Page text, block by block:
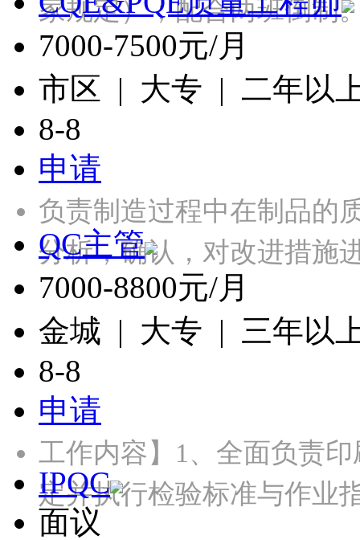
家规定）；配合两班倒
7000-7500元/月
市区 | 大专 | 二年以
8-8
申请
负责制造过程中在制品的
分析，确认，对改进措
QC主管
7000-8800元/月
金城 | 大专 | 三年以
8-8
申请
工作内容】1、全面负责
定并执行检验标准与作
IPQC
面议